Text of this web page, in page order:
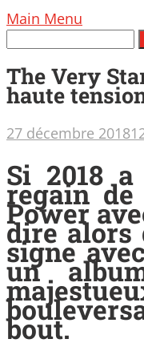
Main Menu
The Very
haute
27 décembre 2018
Si 2018
regain
Power
dire alors
signe
un
bout.